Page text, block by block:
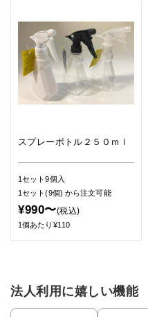
スプレーボトル２５０ｍｌ
1セット9個入
1セット(9個) から注文可能
¥990〜(税込)
1個あたり¥110
法人利用に嬉しい機能